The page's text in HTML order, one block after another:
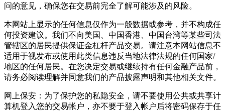
问的意见，确保您在交易前完全了解可能涉及的风险。
本网站上显示的任何信息仅作为一般数据或参考，并不构成任
何投资建议。我们不向美国、中国香港、中国台湾等某些司法
管辖区的居民提供保证金杠杆产品交易。请注意本网站信息不
适用于视发布或使用此类信息违反当地法律法规的任何国家/
地区的任何居民。在您决定交易或继续持有任何金融产品前，
请务必阅读理解并同意我们的产品披露声明和其他相关文件。
网上保安：为了保护您的私隐安全，请不要使用公共或共享计
算机登入您的交易帐户，亦不要于登入帐户后将密码保存于任